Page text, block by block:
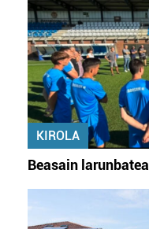
KIROLA
Beasain